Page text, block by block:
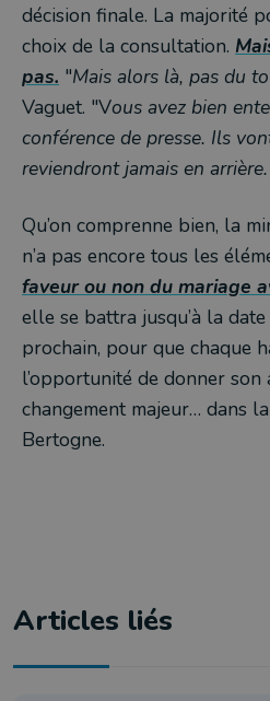
décision finale. La majorité
choix de la consultation.
pas. "Mais alors là, pas du
Vaguet. "Vous avez bien
conférence de presse. Ils
reviendront jamais en
Qu’on comprenne bien, la
n’a pas encore tous les
faveur ou non du mariage
elle se battra jusqu’à la
prochain, pour que chaque
l’opportunité de donner son
changement majeur… dans
Bertogne.
Articles liés